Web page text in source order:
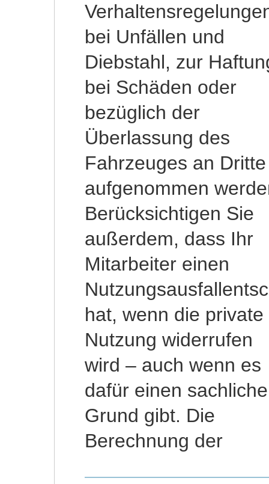
bei Unfällen und
Diebstahl, zur
bei Schäden oder
bezüglich der
Überlassung des
Fahrzeuges an Dritte
aufgenommen
Berücksichtigen Sie
außerdem, dass Ihr
Mitarbeiter einen
hat, wenn die private
Nutzung widerrufen
wird – auch wenn es
dafür einen
Grund gibt. Die
Berechnung der
Lohnzahlung.
der Mitarbeiter mithin
länger als 6
krank ist und damit der
Anspruch auf
Entgeltfortzahlung
endet und das
Krankengeld
so endet auch der
Anspruch auf Zahlung
einer